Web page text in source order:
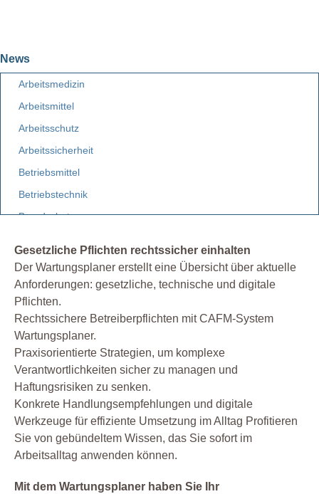
News
Arbeitsmedizin
Arbeitsmittel
Arbeitsschutz
Arbeitssicherheit
Betriebsmittel
Betriebstechnik
Brandschutz
Etiketten
Facility Management
Fuhrpark
Gefahrstoff
Gefährdungsbeurteilung
Gesetz
Instandhaltung
Leiterprüfung
Organisation
Produktion
Gesetzliche Pflichten rechtssicher einhalten
Der Wartungsplaner erstellt eine Übersicht über aktuelle
Anforderungen: gesetzliche, technische und digitale
Pflichten.
Rechtssichere Betreiberpflichten mit CAFM-System
Wartungsplaner.
Praxisorientierte Strategien, um komplexe
Verantwortlichkeiten sicher zu managen und
Haftungsrisiken zu senken.
Konkrete Handlungsempfehlungen und digitale
Werkzeuge für effiziente Umsetzung im Alltag Profitieren
Sie von gebündeltem Wissen, das Sie sofort im
Arbeitsalltag anwenden können.
Mit dem Wartungsplaner haben Sie Ihr